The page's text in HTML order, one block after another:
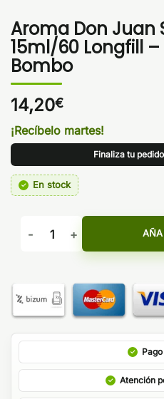
Aroma Don Juan
15ml/60 Longfill
Bombo
14,20€
¡Recíbelo martes!
Finaliza tu
En stock
Aroma Don Juan Supra
Atención